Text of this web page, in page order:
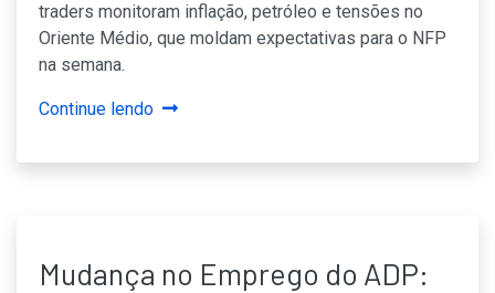
traders monitoram inflação, petróleo e tensões no
Oriente Médio, que moldam expectativas para o NFP
na semana.
Continue lendo
Mudança no Emprego do ADP: